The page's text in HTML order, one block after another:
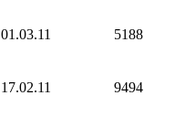
01.03.11 5188
17.02.11 9494